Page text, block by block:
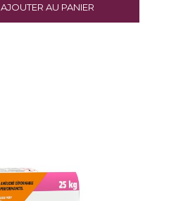
AJOUTER AU PANIER